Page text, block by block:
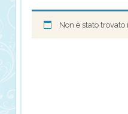
Non è stato